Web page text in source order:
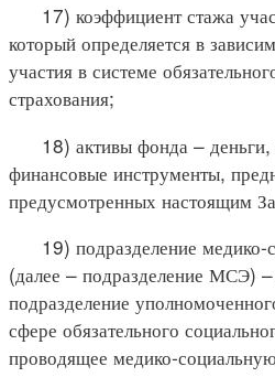
17) коэффициент стажа
который определяется в
участия в системе
страхования;
18) активы фонда – деньги,
финансовые инструменты,
предусмотренных настоящим
19) подразделение медико-
(далее – подразделение МСЭ) –
подразделение
сфере обязательного
проводящее медико-